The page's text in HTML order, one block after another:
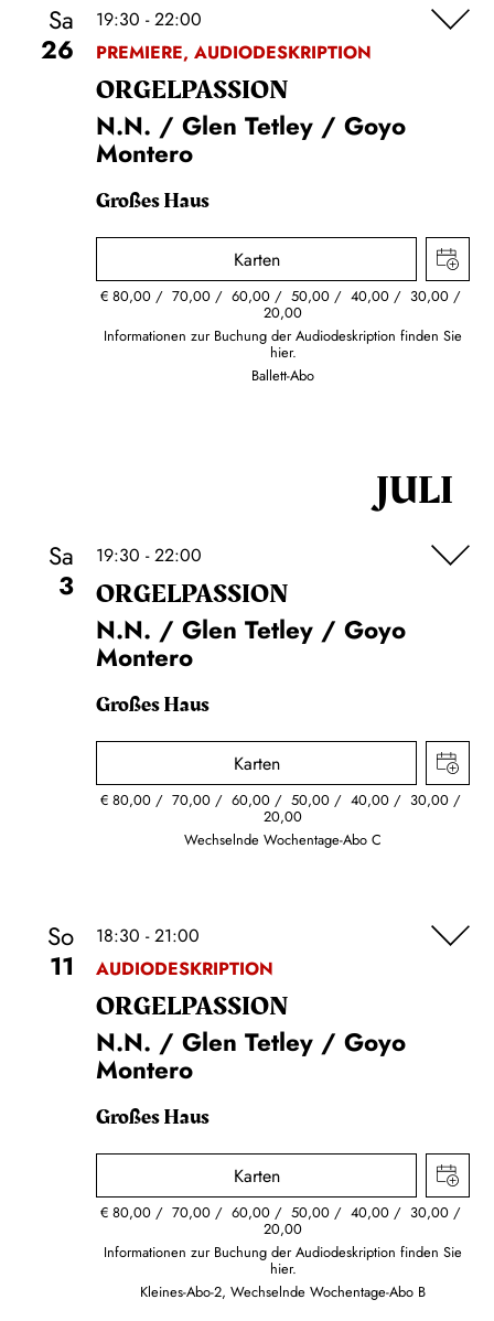
Sa
26
19:30 - 22:00
PREMIERE, AUDIODESKRIPTION
ORGEL­PASSION
N.N. / Glen Tetley / Goyo
Montero
Großes Haus
Karten
€80,00 70,00 60,00 50,00 40,00 30,00
20,00
Informationen zur Buchung der Audiodeskription finden Sie
hier.
Ballett-Abo
JULI
Sa
3
19:30 - 22:00
ORGEL­PASSION
N.N. / Glen Tetley / Goyo
Montero
Großes Haus
Karten
€80,00 70,00 60,00 50,00 40,00 30,00
20,00
Wechselnde Wochentage-Abo C
So
11
18:30 - 21:00
AUDIODESKRIPTION
ORGEL­PASSION
N.N. / Glen Tetley / Goyo
Montero
Großes Haus
Karten
€80,00 70,00 60,00 50,00 40,00 30,00
20,00
Informationen zur Buchung der Audiodeskription finden Sie
hier.
Kleines-Abo-2, Wechselnde Wochentage-Abo B